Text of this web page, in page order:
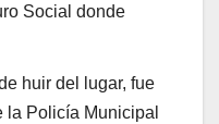
Social donde
huir del lugar, fue
la Policía Municipal